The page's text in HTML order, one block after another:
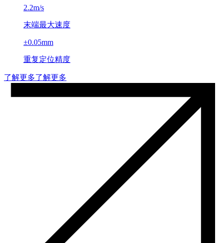
2.2m/s
末端最大速度
±0.05mm
重复定位精度
了解更多了解更多